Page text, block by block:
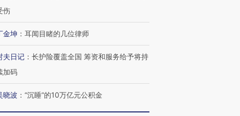
伤
金坤 ： 耳闻目睹的几位律师
夫日记 ： 长护险覆盖全国 筹资和服务给予将持
加码
晓波 ： “沉睡”的10万亿元公积金